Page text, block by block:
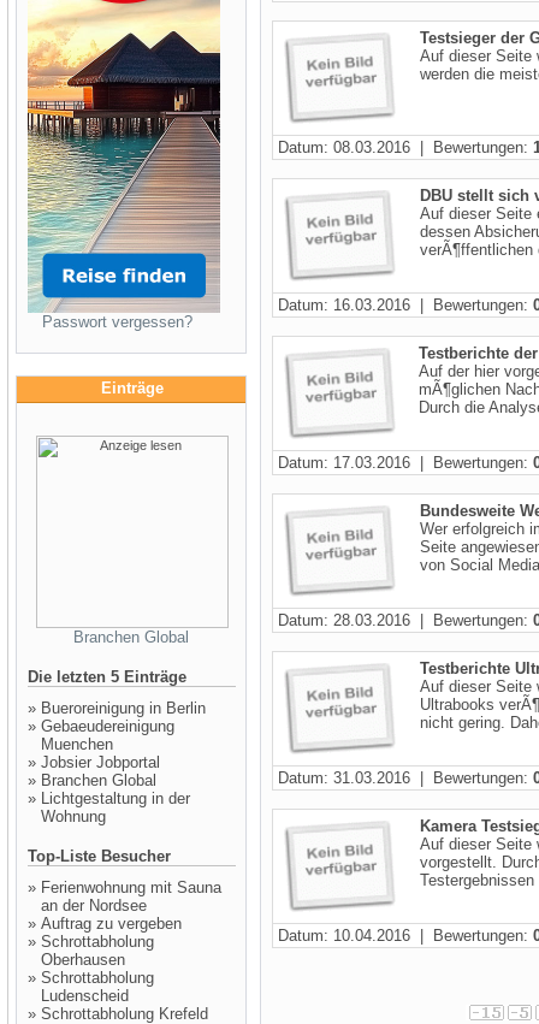
Passwort vergessen?
Einträge
Branchen Global
Die letzten 5 Einträge
» Bueroreinigung in Berlin
» Gebaeudereinigung
Muenchen
» Jobsier Jobportal
» Branchen Global
» Lichtgestaltung in der
Wohnung
Top-Liste Besucher
» Ferienwohnung mit Sauna
an der Nordsee
» Auftrag zu vergeben
» Schrottabholung
Oberhausen
» Schrottabholung
Ludenscheid
» Schrottabholung Krefeld
Testsieger der
Auf dieser Seite
werden die
Datum: 08.03.2016 | Bewertungen:
DBU stellt sich
Auf dieser Seite
dessen
verÃ¶ffentlichen
Datum: 16.03.2016 | Bewertungen:
Testberichte
Auf der hier
mÃ¶glichen
Durch die
Datum: 17.03.2016 | Bewertungen:
Bundesweite
Wer erfolgreich
Seite
von Social
Datum: 28.03.2016 | Bewertungen:
Testberichte
Auf dieser Seite
Ultrabooks
nicht gering.
Datum: 31.03.2016 | Bewertungen:
Kamera
Auf dieser Seite
vorgestellt.
Datum: 10.04.2016 | Bewertungen: